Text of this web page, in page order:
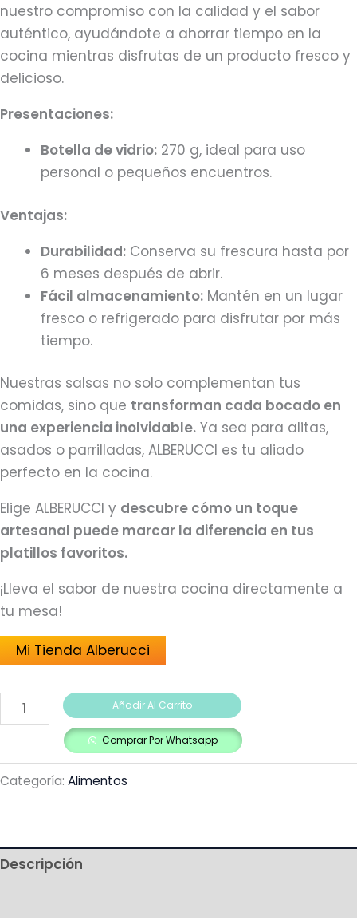
nuestro compromiso con la calidad y el sabor
auténtico, ayudándote a ahorrar tiempo en la
cocina mientras disfrutas de un producto fresco y
delicioso.
Presentaciones:
Botella de vidrio: 270 g, ideal para uso
personal o pequeños encuentros.
Ventajas:
Durabilidad: Conserva su frescura hasta por
6 meses después de abrir.
Fácil almacenamiento: Mantén en un lugar
fresco o refrigerado para disfrutar por más
tiempo.
Nuestras salsas no solo complementan tus
comidas, sino que transforman cada bocado en
una experiencia inolvidable. Ya sea para alitas,
asados o parrilladas, ALBERUCCI es tu aliado
perfecto en la cocina.
Elige ALBERUCCI y descubre cómo un toque
artesanal puede marcar la diferencia en tus
platillos favoritos.
¡Lleva el sabor de nuestra cocina directamente a
tu mesa!
Mi Tienda Alberucci
Añadir Al Carrito
Comprar Por Whatsapp
Categoría: Alimentos
Descripción